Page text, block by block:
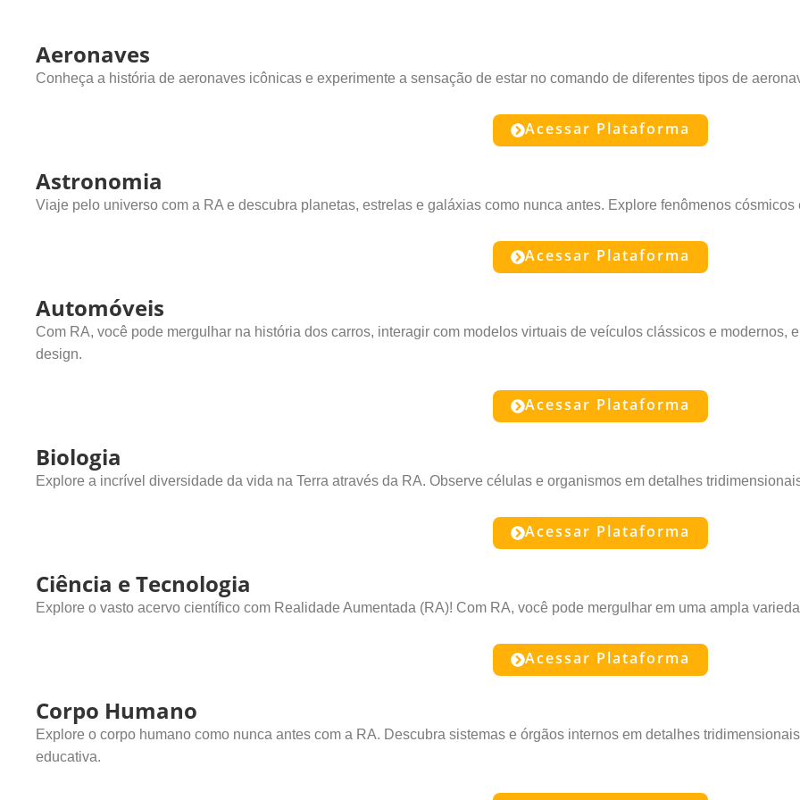
Aeronaves
Conheça a história de aeronaves icônicas e experimente a sensação de estar no comando de diferentes tipos de
Acessar Plataforma
Astronomia
Viaje pelo universo com a RA e descubra planetas, estrelas e galáxias como nunca antes. Explore fenômenos
Acessar Plataforma
Automóveis
Com RA, você pode mergulhar na história dos carros, interagir com modelos virtuais de veículos clássicos e modernos,
design.
Acessar Plataforma
Biologia
Explore a incrível diversidade da vida na Terra através da RA. Observe células e organismos em detalhes
Acessar Plataforma
Ciência e Tecnologia
Explore o vasto acervo científico com Realidade Aumentada (RA)! Com RA, você pode mergulhar em uma ampla
Acessar Plataforma
Corpo Humano
Explore o corpo humano como nunca antes com a RA. Descubra sistemas e órgãos internos em detalhes
educativa.